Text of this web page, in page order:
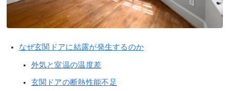
なぜ玄関ドアに結露が発生するのか
外気と室温の温度差
玄関ドアの断熱性能不足